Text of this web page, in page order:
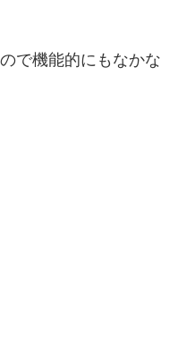
で機能的にもなかな